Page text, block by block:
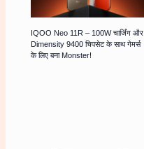
IQOO Neo 11R – 100W चार्जिंग और
Dimensity 9400 चिपसेट के साथ गेमर्स
के लिए बना Monster!